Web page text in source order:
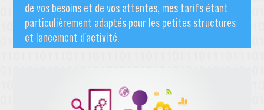
de vos besoins et de vos attentes, mes tarifs étant
particulièrement adaptés pour les petites structures
et lancement d'activité.